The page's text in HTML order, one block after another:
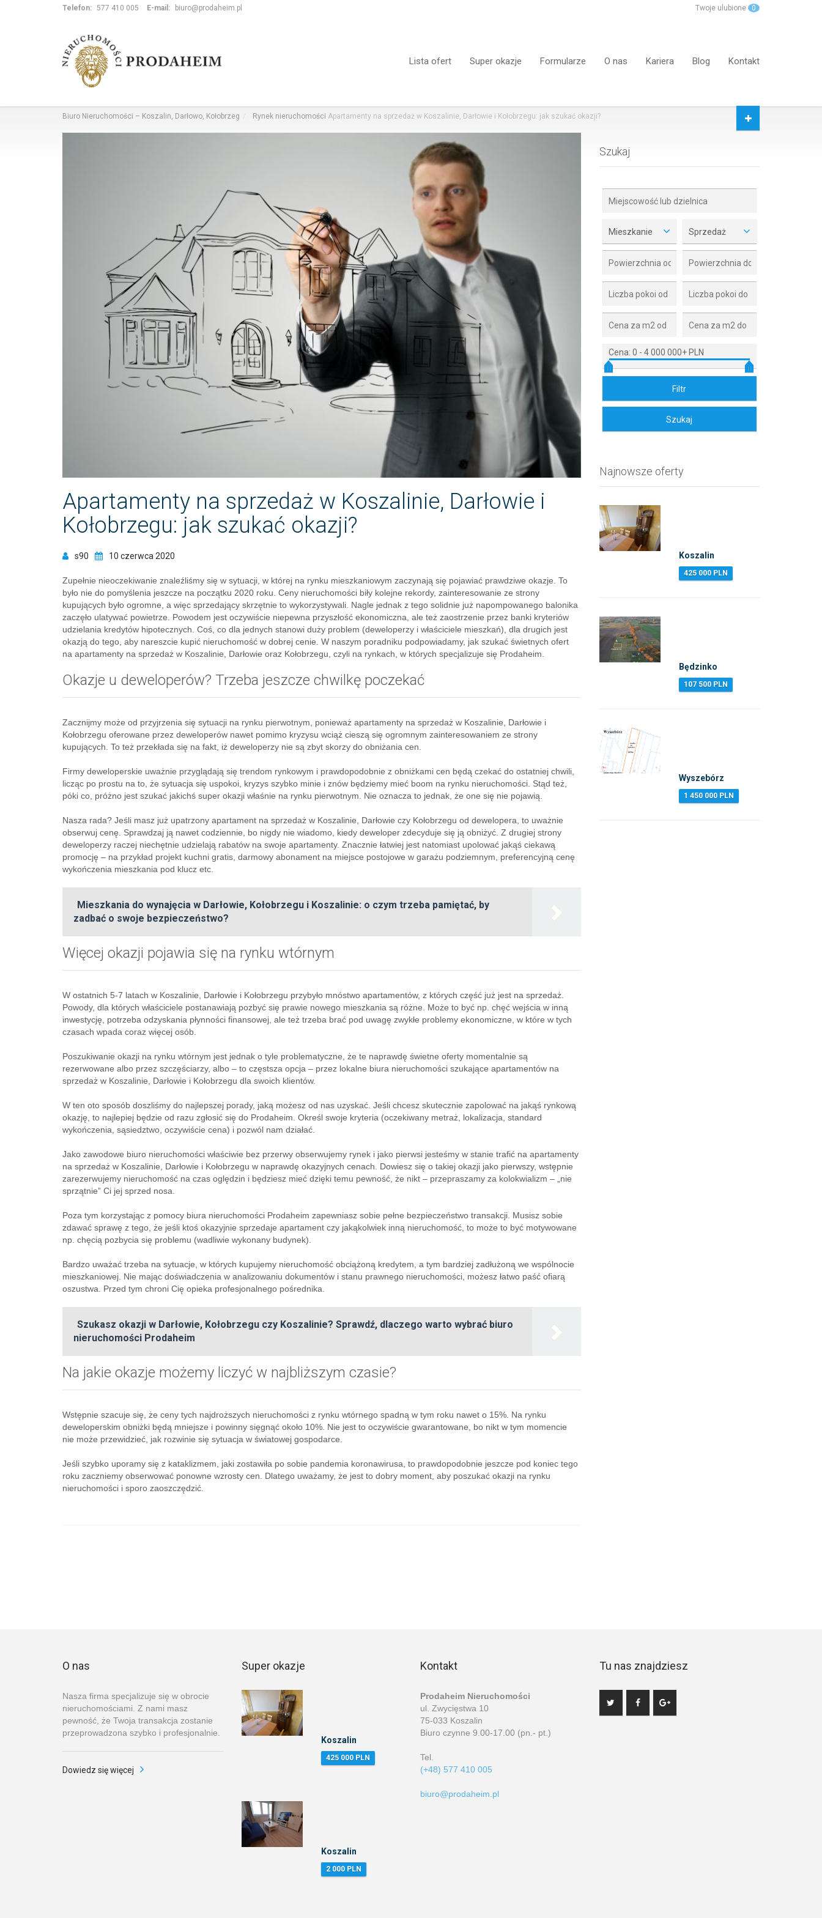
Telefon: 577 410 005 E-mail: biuro@prodaheim.pl Twoje ulubione 0
Lista ofert Super okazje Formularze O nas Kariera Blog Kontakt
Biuro Nieruchomości – Koszalin, Darłowo, Kołobrzeg Rynek nieruchomości Apartamenty na sprzedaż w Koszalinie, Darłowie i Kołobrzegu: jak szukać okazji?
Apartamenty na sprzedaż w Koszalinie, Darłowie i
Kołobrzegu: jak szukać okazji?
s90 10 czerwca 2020
Zupełnie nieoczekiwanie znaleźliśmy się w sytuacji, w której na rynku mieszkaniowym zaczynają się pojawiać prawdziwe okazje. To
było nie do pomyślenia jeszcze na początku 2020 roku. Ceny nieruchomości biły kolejne rekordy, zainteresowanie ze strony
kupujących było ogromne, a więc sprzedający skrzętnie to wykorzystywali. Nagle jednak z tego solidnie już napompowanego balonika
zaczęło ulatywać powietrze. Powodem jest oczywiście niepewna przyszłość ekonomiczna, ale też zaostrzenie przez banki kryteriów
udzielania kredytów hipotecznych. Coś, co dla jednych stanowi duży problem (deweloperzy i właściciele mieszkań), dla drugich jest
okazją do tego, aby nareszcie kupić nieruchomość w dobrej cenie. W naszym poradniku podpowiadamy, jak szukać świetnych ofert
na apartamenty na sprzedaż w Koszalinie, Darłowie oraz Kołobrzegu, czyli na rynkach, w których specjalizuje się Prodaheim.
Okazje u deweloperów? Trzeba jeszcze chwilkę poczekać
Zacznijmy może od przyjrzenia się sytuacji na rynku pierwotnym, ponieważ apartamenty na sprzedaż w Koszalinie, Darłowie i
Kołobrzegu oferowane przez deweloperów nawet pomimo kryzysu wciąż cieszą się ogromnym zainteresowaniem ze strony
kupujących. To też przekłada się na fakt, iż deweloperzy nie są zbyt skorzy do obniżania cen.
Firmy deweloperskie uważnie przyglądają się trendom rynkowym i prawdopodobnie z obniżkami cen będą czekać do ostatniej chwili,
licząc po prostu na to, że sytuacja się uspokoi, kryzys szybko minie i znów będziemy mieć boom na rynku nieruchomości. Stąd też,
póki co, próżno jest szukać jakichś super okazji właśnie na rynku pierwotnym. Nie oznacza to jednak, że one się nie pojawią.
Nasza rada? Jeśli masz już upatrzony apartament na sprzedaż w Koszalinie, Darłowie czy Kołobrzegu od dewelopera, to uważnie
obserwuj cenę. Sprawdzaj ją nawet codziennie, bo nigdy nie wiadomo, kiedy deweloper zdecyduje się ją obniżyć. Z drugiej strony
deweloperzy raczej niechętnie udzielają rabatów na swoje apartamenty. Znacznie łatwiej jest natomiast upolować jakąś ciekawą
promocję – na przykład projekt kuchni gratis, darmowy abonament na miejsce postojowe w garażu podziemnym, preferencyjną cenę
wykończenia mieszkania pod klucz etc.
Mieszkania do wynajęcia w Darłowie, Kołobrzegu i Koszalinie: o czym trzeba pamiętać, by
zadbać o swoje bezpieczeństwo?
Więcej okazji pojawia się na rynku wtórnym
W ostatnich 5-7 latach w Koszalinie, Darłowie i Kołobrzegu przybyło mnóstwo apartamentów, z których część już jest na sprzedaż.
Powody, dla których właściciele postanawiają pozbyć się prawie nowego mieszkania są różne. Może to być np. chęć wejścia w inną
inwestycję, potrzeba odzyskania płynności finansowej, ale też trzeba brać pod uwagę zwykłe problemy ekonomiczne, w które w tych
czasach wpada coraz więcej osób.
Poszukiwanie okazji na rynku wtórnym jest jednak o tyle problematyczne, że te naprawdę świetne oferty momentalnie są
rezerwowane albo przez szczęściarzy, albo – to częstsza opcja – przez lokalne biura nieruchomości szukające apartamentów na
sprzedaż w Koszalinie, Darłowie i Kołobrzegu dla swoich klientów.
W ten oto sposób doszliśmy do najlepszej porady, jaką możesz od nas uzyskać. Jeśli chcesz skutecznie zapolować na jakąś rynkową
okazję, to najlepiej będzie od razu zgłosić się do Prodaheim. Określ swoje kryteria (oczekiwany metraż, lokalizacja, standard
wykończenia, sąsiedztwo, oczywiście cena) i pozwól nam działać.
Jako zawodowe biuro nieruchomości właściwie bez przerwy obserwujemy rynek i jako pierwsi jesteśmy w stanie trafić na apartamenty
na sprzedaż w Koszalinie, Darłowie i Kołobrzegu w naprawdę okazyjnych cenach. Dowiesz się o takiej okazji jako pierwszy, wstępnie
zarezerwujemy nieruchomość na czas oględzin i będziesz mieć dzięki temu pewność, że nikt – przepraszamy za kolokwializm – „nie
sprzątnie” Ci jej sprzed nosa.
Poza tym korzystając z pomocy biura nieruchomości Prodaheim zapewniasz sobie pełne bezpieczeństwo transakcji. Musisz sobie
zdawać sprawę z tego, że jeśli ktoś okazyjnie sprzedaje apartament czy jakąkolwiek inną nieruchomość, to może to być motywowane
np. chęcią pozbycia się problemu (wadliwie wykonany budynek).
Bardzo uważać trzeba na sytuacje, w których kupujemy nieruchomość obciążoną kredytem, a tym bardziej zadłużoną we wspólnocie
mieszkaniowej. Nie mając doświadczenia w analizowaniu dokumentów i stanu prawnego nieruchomości, możesz łatwo paść ofiarą
oszustwa. Przed tym chroni Cię opieka profesjonalnego pośrednika.
Szukasz okazji w Darłowie, Kołobrzegu czy Koszalinie? Sprawdź, dlaczego warto wybrać biuro
nieruchomości Prodaheim
Na jakie okazje możemy liczyć w najbliższym czasie?
Wstępnie szacuje się, że ceny tych najdroższych nieruchomości z rynku wtórnego spadną w tym roku nawet o 15%. Na rynku
deweloperskim obniżki będą mniejsze i powinny sięgnąć około 10%. Nie jest to oczywiście gwarantowane, bo nikt w tym momencie
nie może przewidzieć, jak rozwinie się sytuacja w światowej gospodarce.
Jeśli szybko uporamy się z kataklizmem, jaki zostawiła po sobie pandemia koronawirusa, to prawdopodobnie jeszcze pod koniec tego
roku zaczniemy obserwować ponowne wzrosty cen. Dlatego uważamy, że jest to dobry moment, aby poszukać okazji na rynku
nieruchomości i sporo zaoszczędzić.
Szukaj
Mieszkanie Sprzedaż
Cena: 0 - 4 000 000+ PLN
Najnowsze oferty
Koszalin
425 000 PLN
Będzinko
107 500 PLN
Wyszebórz
1 450 000 PLN
O nas
Nasza firma specjalizuje się w obrocie
nieruchomościami. Z nami masz
pewność, że Twoja transakcja zostanie
przeprowadzona szybko i profesjonalnie.
Dowiedz się więcej
Super okazje
Koszalin
425 000 PLN
Koszalin
2 000 PLN
Kontakt
Prodaheim Nieruchomości
ul. Zwycięstwa 10
75-033 Koszalin
Biuro czynne 9.00-17.00 (pn.- pt.)
Tel.
(+48) 577 410 005
biuro@prodaheim.pl
Tu nas znajdziesz